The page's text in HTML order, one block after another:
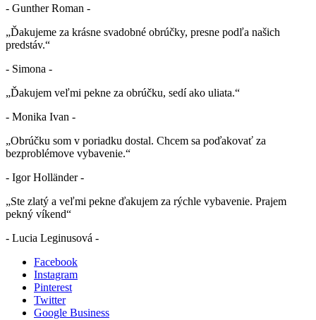
- Gunther Roman -
„Ďakujeme za krásne svadobné obrúčky, presne podľa našich
predstáv.“
- Simona -
„Ďakujem veľmi pekne za obrúčku, sedí ako uliata.“
- Monika Ivan -
„Obrúčku som v poriadku dostal. Chcem sa poďakovať za
bezproblémove vybavenie.“
- Igor Holländer -
„Ste zlatý a veľmi pekne ďakujem za rýchle vybavenie. Prajem
pekný víkend“
- Lucia Leginusová -
Facebook
Instagram
Pinterest
Twitter
Google Business